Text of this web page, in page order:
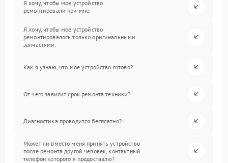
Я хочу, чтобы мое устройство
ремонтировали при мне.
Я хочу, чтобы мое устройство
ремонтировалось только оригинальными
запчастями.
Как я узнаю, что мое устройство готово?
От чего зависит срок ремонта техники?
Диагностика проводится бесплатно?
Может ли вместо меня принять устройство
после ремонта другой человек, контактный
телефон которого я предоставлю?